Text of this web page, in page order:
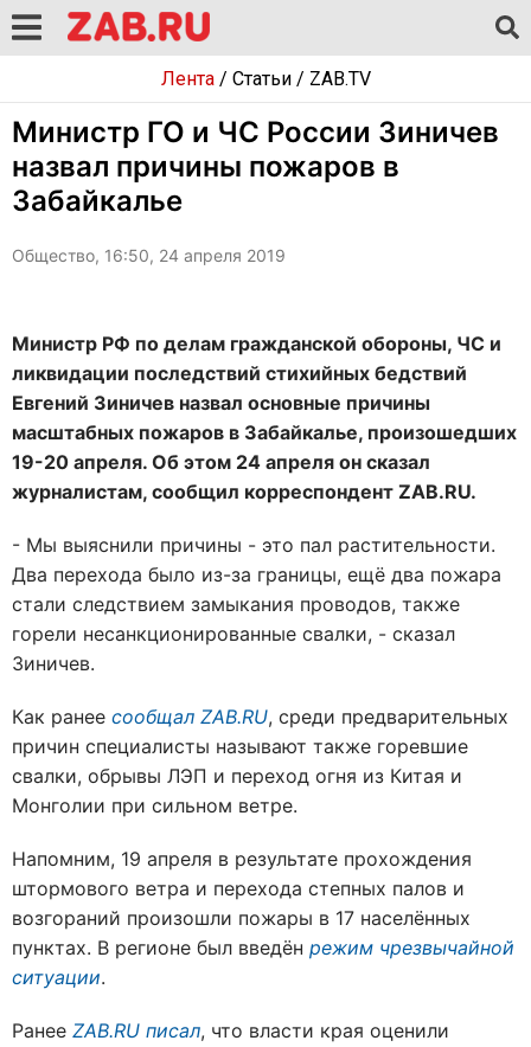
Лента/ Статьи/ ZAB.TV
Министр ГО и ЧС России Зиничев
назвал причины пожаров в
Забайкалье
Общество, 16:50, 24 апреля 2019
Министр РФ по делам гражданской обороны, ЧС и
ликвидации последствий стихийных бедствий
Евгений Зиничев назвал основные причины
масштабных пожаров в Забайкалье, произошедших
19-20 апреля. Об этом 24 апреля он сказал
журналистам, сообщил корреспондент ZAB.RU.
- Мы выяснили причины - это пал растительности.
Два перехода было из-за границы, ещё два пожара
стали следствием замыкания проводов, также
горели несанкционированные свалки, - сказал
Зиничев.
Как ранее сообщал ZAB.RU, среди предварительных
причин специалисты называют также горевшие
свалки, обрывы ЛЭП и переход огня из Китая и
Монголии при сильном ветре.
Напомним, 19 апреля в результате прохождения
штормового ветра и перехода степных палов и
возгораний произошли пожары в 17 населённых
пунктах. В регионе был введён режим чрезвычайной
ситуации.
Ранее ZAB.RU писал, что власти края оценили